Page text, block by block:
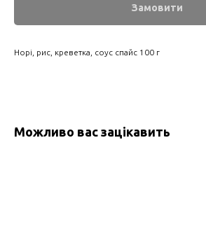
Замовити
Норі, рис, креветка, соус спайс 100 г
Можливо вас зацікавить